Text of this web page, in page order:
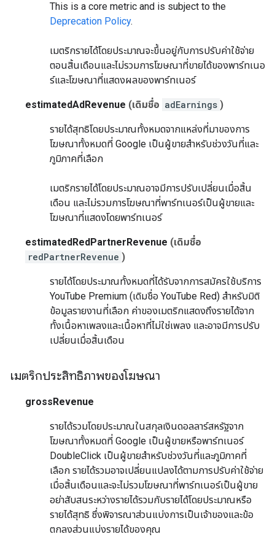
This is a core metric and is subject to the
Deprecation Policy.
เมตริกรายได้โดยประมาณจะขึ้นอยู่กับการปรับค่าใช้จ่าย
ตอนสิ้นเดือนและไม่รวมการโฆษณาที่ขายได้ของพาร์ทเนอ
ร์และโฆษณาที่แสดงผลของพาร์ทเนอร์
estimatedAdRevenue (เดิมชื่อ adEarnings )
รายได้สุทธิโดยประมาณทั้งหมดจากแหล่งที่มาของการ
โฆษณาทั้งหมดที่ Google เป็นผู้ขายสำหรับช่วงวันที่และ
ภูมิภาคที่เลือก
เมตริกรายได้โดยประมาณอาจมีการปรับเปลี่ยนเมื่อสิ้น
เดือน และไม่รวมการโฆษณาที่พาร์ทเนอร์เป็นผู้ขายและ
โฆษณาที่แสดงโดยพาร์ทเนอร์
estimatedRedPartnerRevenue (เดิมชื่อ
redPartnerRevenue )
รายได้โดยประมาณทั้งหมดที่ได้รับจากการสมัครใช้บริการ
YouTube Premium (เดิมชื่อ YouTube Red) สำหรับมิติ
ข้อมูลรายงานที่เลือก ค่าของเมตริกแสดงถึงรายได้จาก
ทั้งเนื้อหาเพลงและเนื้อหาที่ไม่ใช่เพลง และอาจมีการปรับ
เปลี่ยนเมื่อสิ้นเดือน
เมตริกประสิทธิภาพของโฆษณา
grossRevenue
รายได้รวมโดยประมาณในสกุลเงินดอลลาร์สหรัฐจาก
โฆษณาทั้งหมดที่ Google เป็นผู้ขายหรือพาร์ทเนอร์
DoubleClick เป็นผู้ขายสำหรับช่วงวันที่และภูมิภาคที่
เลือก รายได้รวมอาจเปลี่ยนแปลงได้ตามการปรับค่าใช้จ่าย
เมื่อสิ้นเดือนและจะไม่รวมโฆษณาที่พาร์ทเนอร์เป็นผู้ขาย
อย่าสับสนระหว่างรายได้รวมกับรายได้โดยประมาณหรือ
รายได้สุทธิ ซึ่งพิจารณาส่วนแบ่งการเป็นเจ้าของและข้อ
ตกลงส่วนแบ่งรายได้ของคุณ